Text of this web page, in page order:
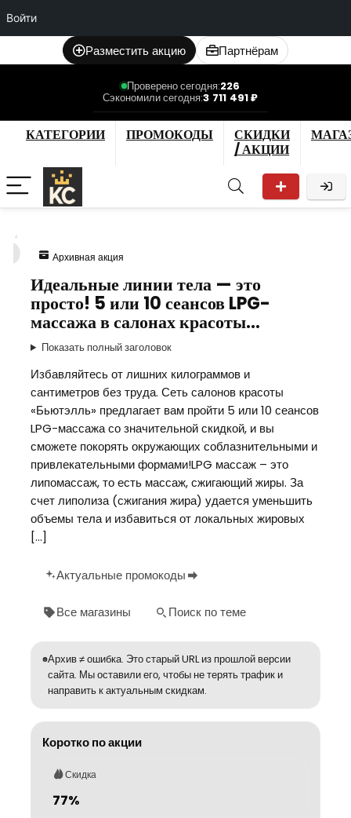
Войти
Разместить акцию Партнёрам
Проверено сегодня:226
Сэкономили сегодня:3 711 491 ₽
КАТЕГОРИИ ПРОМОКОДЫ
СКИДКИ
/ АКЦИИ
Архивная акция
Идеальные линии тела — это
просто! 5 или 10 сеансов LPG-
массажа в салонах красоты…
Показать полный заголовок
Избавляйтесь от лишних килограммов и
сантиметров без труда. Сеть салонов красоты
«Бьютэлль» предлагает вам пройти 5 или 10 сеансов
LPG-массажа со значительной скидкой, и вы
сможете покорять окружающих соблазнительными и
привлекательными формами!LPG массаж – это
липомассаж, то есть массаж, сжигающий жиры. За
счет липолиза (сжигания жира) удается уменьшить
объемы тела и избавиться от локальных жировых
[…]
Актуальные промокоды
Все магазины Поиск по теме
Архив ≠ ошибка. Это старый URL из прошлой версии
сайта. Мы оставили его, чтобы не терять трафик и
направить к актуальным скидкам.
Коротко по акции
Скидка
77%